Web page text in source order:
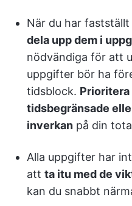
När du har
dela upp dem i
nödvändiga för att
uppgifter bör ha
tidsblock. Prioritera
tidsbegränsade
inverkan på din
Alla uppgifter har
att ta itu med de
kan du snabbt